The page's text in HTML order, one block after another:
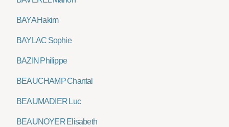
BAYA Hakim
BAYLAC Sophie
BAZIN Philippe
BEAUCHAMP Chantal
BEAUMADIER Luc
BEAUNOYER Elisabeth